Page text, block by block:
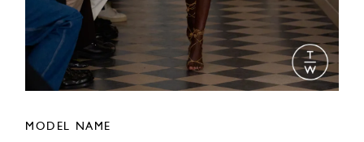
MODEL NAME